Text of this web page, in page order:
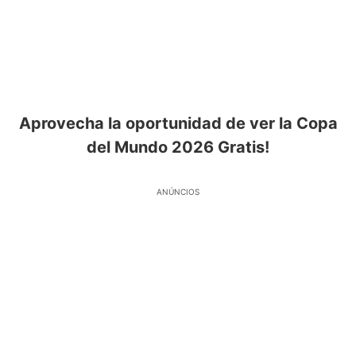
Aprovecha la oportunidad de ver la Copa
del Mundo 2026 Gratis!
ANÚNCIOS